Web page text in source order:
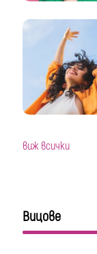
виж всички
Вицове